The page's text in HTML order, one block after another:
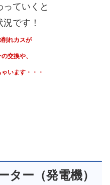
ていくと
です！
れカスが
交換や、
います・・・
ー（発電機）